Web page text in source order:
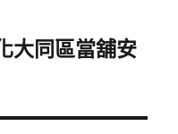
大同區當舖安